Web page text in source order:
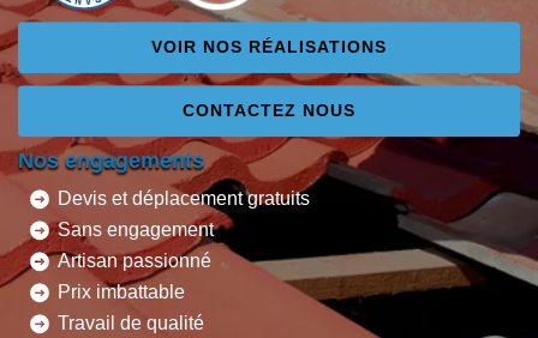
VOIR NOS RÉALISATIONS
CONTACTEZ NOUS
Nos engagements
Devis et déplacement gratuits
Sans engagement
Artisan passionné
Prix imbattable
Travail de qualité